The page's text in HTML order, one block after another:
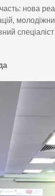
нова
спеціаліст